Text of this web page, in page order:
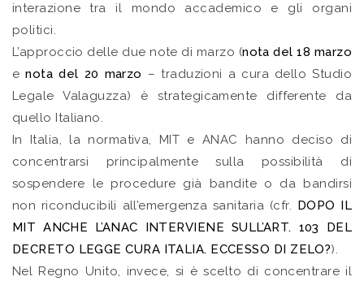
interazione tra il mondo accademico e gli organi
politici.
L’approccio delle due note di marzo (nota del 18 marzo
enota del 20 marzo – traduzioni a cura dello Studio
Legale Valaguzza) è strategicamente differente da
quello Italiano.
In Italia, la normativa, MIT e ANAC hanno deciso di
concentrarsi principalmente sulla possibilità di
sospendere le procedure già bandite o da bandirsi
non riconducibili all’emergenza sanitaria (cfr. DOPO IL
MIT ANCHE L’ANAC INTERVIENE SULL’ART. 103 DEL
DECRETO LEGGE CURA ITALIA. ECCESSO DI ZELO?).
Nel Regno Unito, invece, si è scelto di concentrare il